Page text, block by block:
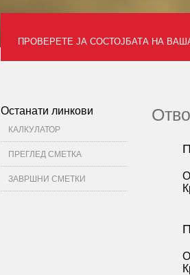
ПРОВЕРЕТЕ ЈА СОСТОЈБАТА НА
Останати линкови
КАЛКУЛАТОР
ПРЕГЛЕД СМЕТКА
ЗАВРШНИ СМЕТКИ